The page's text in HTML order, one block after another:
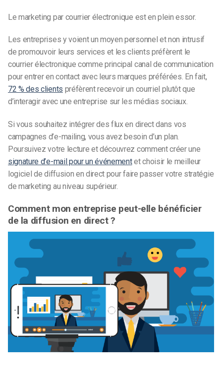
Le marketing par courrier électronique est en plein essor.
Les entreprises y voient un moyen personnel et non intrusif
de promouvoir leurs services et les clients préfèrent le
courrier électronique comme principal canal de communication
pour entrer en contact avec leurs marques préférées. En fait,
72 % des clients préfèrent recevoir un courriel plutôt que
d’interagir avec une entreprise sur les médias sociaux.
Si vous souhaitez intégrer des flux en direct dans vos
campagnes d’e-mailing, vous avez besoin d’un plan.
Poursuivez votre lecture et découvrez comment créer une
signature d’e-mail pour un événementet choisir le meilleur
logiciel de diffusion en direct pour faire passer votre stratégie
de marketing au niveau supérieur.
Comment mon entreprise peut-elle bénéficier
de la diffusion en direct ?